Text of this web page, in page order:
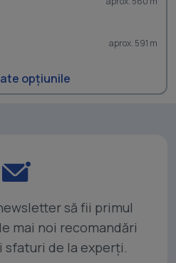
aprox. 591 m
opțiunile
să fii primul
mai noi recomandări
de la experți.